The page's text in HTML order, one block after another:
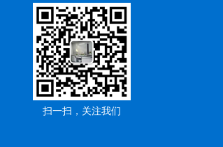
扫一扫，关注我们